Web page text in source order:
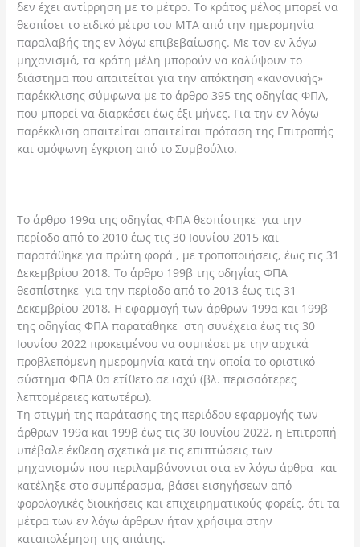
δεν έχει αντίρρηση με το μέτρο. Το κράτος μέλος μπορεί να
θεσπίσει το ειδικό μέτρο του ΜΤΑ από την ημερομηνία
παραλαβής της εν λόγω επιβεβαίωσης. Με τον εν λόγω
μηχανισμό, τα κράτη μέλη μπορούν να καλύψουν το
διάστημα που απαιτείται για την απόκτηση «κανονικής»
παρέκκλισης σύμφωνα με το άρθρο 395 της οδηγίας ΦΠΑ,
που μπορεί να διαρκέσει έως έξι μήνες. Για την εν λόγω
παρέκκλιση απαιτείται απαιτείται πρόταση της Επιτροπής
και ομόφωνη έγκριση από το Συμβούλιο.
Το άρθρο 199α της οδηγίας ΦΠΑ θεσπίστηκε για την
περίοδο από το 2010 έως τις 30 Ιουνίου 2015 και
παρατάθηκε για πρώτη φορά , με τροποποιήσεις, έως τις 31
Δεκεμβρίου 2018. Το άρθρο 199β της οδηγίας ΦΠΑ
θεσπίστηκε για την περίοδο από το 2013 έως τις 31
Δεκεμβρίου 2018. Η εφαρμογή των άρθρων 199α και 199β
της οδηγίας ΦΠΑ παρατάθηκε στη συνέχεια έως τις 30
Ιουνίου 2022 προκειμένου να συμπέσει με την αρχικά
προβλεπόμενη ημερομηνία κατά την οποία το οριστικό
σύστημα ΦΠΑ θα ετίθετο σε ισχύ (βλ. περισσότερες
λεπτομέρειες κατωτέρω).
Τη στιγμή της παράτασης της περιόδου εφαρμογής των
άρθρων 199α και 199β έως τις 30 Ιουνίου 2022, η Επιτροπή
υπέβαλε έκθεση σχετικά με τις επιπτώσεις των
μηχανισμών που περιλαμβάνονται στα εν λόγω άρθρα και
κατέληξε στο συμπέρασμα, βάσει εισηγήσεων από
φορολογικές διοικήσεις και επιχειρηματικούς φορείς, ότι τα
μέτρα των εν λόγω άρθρων ήταν χρήσιμα στην
καταπολέμηση της απάτης.